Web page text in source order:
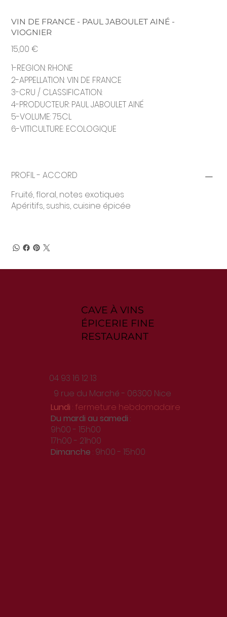
VIN DE FRANCE - PAUL JABOULET AINÉ -
VIOGNIER
Prix
15,00 €
1-REGION: RHONE
2-APPELLATION: VIN DE FRANCE
3-CRU / CLASSIFICATION:
4-PRODUCTEUR: PAUL JABOULET AINÉ
5-VOLUME: 75CL
6-VITICULTURE: ECOLOGIQUE
PROFIL - ACCORD
Fruité, floral, notes exotiques
Apéritifs, sushis, cuisine épicée
CAVE À VINS
ÉPICERIE FINE
RESTAURANT
9 rue du Marché - 06300 Nice
04 93 16 12 13
Lundi : fermeture hebdomadaire
Du mardi au samedi :
9h00 - 15h00
17h00 - 21h00
Dimanche : 9h00 - 15h00